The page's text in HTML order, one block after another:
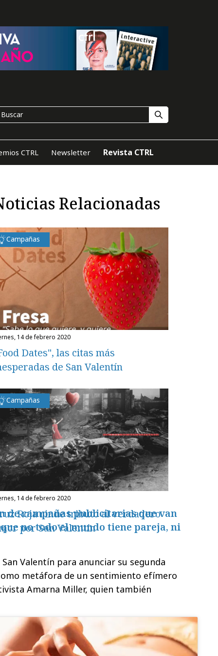
CTRL Newsletter Revista CTRL
de campañas publicitarias que van
no todo el mundo tiene pareja, ni
Valentín para anunciar su segunda
metáfora de un sentimiento efímero
Amarna Miller, quien también
Relacionadas
Campañas
14 de febrero 2020
Dates", las citas más
de San Valentín
Campañas
14 de febrero 2020
Roja rinde tributo al verdadero
por San Valentín